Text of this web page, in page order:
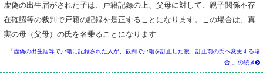
虚偽の出生届がされた子は、戸籍記録の上、父母に対して、親子関係不存
在確認等の裁判で戸籍の記録を是正することになります。この場合は、真
実の母（父母）の氏を名乗ることになります
「虚偽の出生届等で戸籍に記録された人が、裁判で戸籍を訂正した後、訂正前の氏へ変更する場
合 」の続き